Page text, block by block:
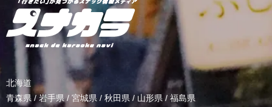
北海道
青森県 / 岩手県/ 宮城県 / 秋田県 / 山形県/ 福島県